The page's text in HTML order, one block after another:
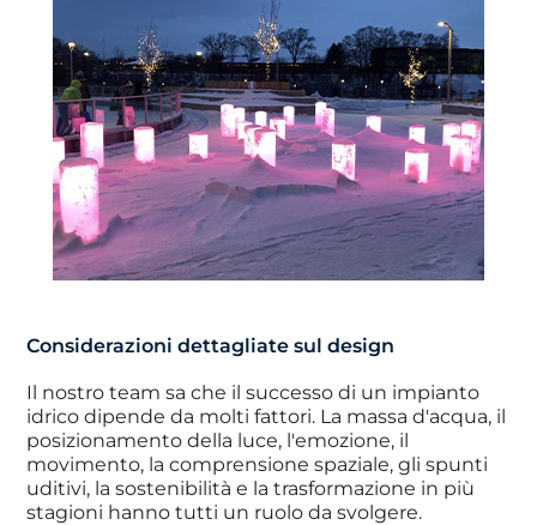
Considerazioni dettagliate sul design
Il nostro team sa che il successo di un impianto
idrico dipende da molti fattori. La massa d'acqua, il
posizionamento della luce, l'emozione, il
movimento, la comprensione spaziale, gli spunti
uditivi, la sostenibilità e la trasformazione in più
stagioni hanno tutti un ruolo da svolgere.